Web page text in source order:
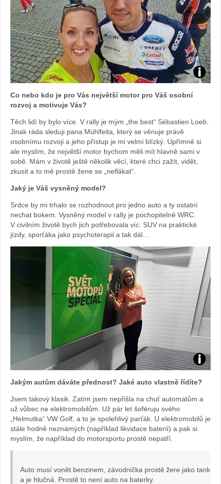
Foto:
webu
Co nebo kdo je pro Vás největší motor pro Váš osobní
rozvoj a motivuje Vás?
Těch lidí by bylo více. V rally je mým „the best“ Sébastien Loeb.
Jinak ráda sleduji pana Mühlfeita, který se věnuje právě
osobnímu rozvoji a jeho přístup je mi velmi blízký. Upřímně si
ale myslím, že největší motor bychom měli mít hlavně sami v
sobě. Mám v životě ještě několik věcí, které chci zažít, vidět,
zkusit a to mě prostě žene se „neflákat“.
Jaký je Váš vysněný model?
Srdce by mi trhalo se rozhodnout pro jedno auto a ty ostatní
nechat bokem. Vysněný model v rally je pochopitelně WRC.
V civilním životě bych jich potřebovala víc: SUV na praktické
jízdy, sporťáka jako psychoterapii a tak dál…
Foto:
archiv
Jakým autům dáváte přednost? Jaké auto vlastně řídíte?
Jsem takový klasik. Zatím jsem nepřišla na chuť automatům a
už vůbec ne elektromobilům. Už pár let šoféruju svého
„Helmutka“ VW Golf, a to je spolehlivý parťák. U elektromobilů je
stále hodně neznámých (například likvidace baterií) a pak si
myslím, že například do motorsportu prostě nepatří.
Auto musí vonět benzinem, závodnička prostě žere jako tank
a je hlučná. Prostě to není auto na baterky.